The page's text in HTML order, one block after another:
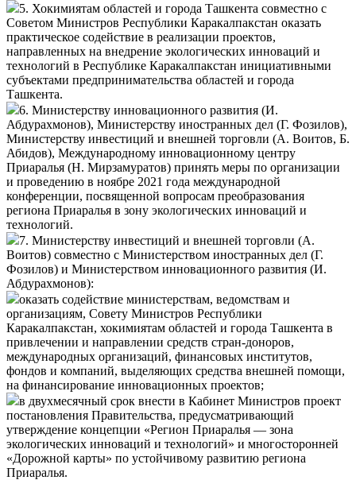
5. Хокимиятам областей и города Ташкента совместно с
Советом Министров Республики Каракалпакстан оказать
практическое содействие в реализации проектов,
направленных на внедрение экологических инноваций и
технологий в Республике Каракалпакстан инициативными
субъектами предпринимательства областей и города
Ташкента.
6. Министерству инновационного развития (И.
Абдурахмонов), Министерству иностранных дел (Г. Фозилов),
Министерству инвестиций и внешней торговли (А. Воитов, Б.
Абидов), Международному инновационному центру
Приаралья (Н. Мирзамуратов) принять меры по организации
и проведению в ноябре 2021 года международной
конференции, посвященной вопросам преобразования
региона Приаралья в зону экологических инноваций и
технологий.
7. Министерству инвестиций и внешней торговли (А.
Воитов) совместно с Министерством иностранных дел (Г.
Фозилов) и Министерством инновационного развития (И.
Абдурахмонов):
оказать содействие министерствам, ведомствам и
организациям, Совету Министров Республики
Каракалпакстан, хокимиятам областей и города Ташкента в
привлечении и направлении средств стран-доноров,
международных организаций, финансовых институтов,
фондов и компаний, выделяющих средства внешней помощи,
на финансирование инновационных проектов;
в двухмесячный срок внести в Кабинет Министров проект
постановления Правительства, предусматривающий
утверждение концепции «Регион Приаралья — зона
экологических инноваций и технологий» и многосторонней
«Дорожной карты» по устойчивому развитию региона
Приаралья.